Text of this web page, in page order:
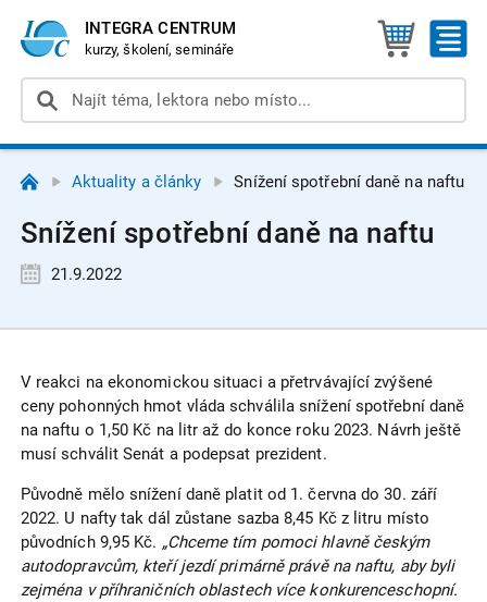
INTEGRA CENTRUM
kurzy, školení, semináře
Aktuality a články Snížení spotřební daně na naftu
Snížení spotřební daně na naftu
21.9.2022
V reakci na ekonomickou situaci a přetrvávající zvýšené
ceny pohonných hmot vláda schválila snížení spotřební daně
na naftu o 1,50 Kč na litr až do konce roku 2023. Návrh ještě
musí schválit Senát a podepsat prezident.
Původně mělo snížení daně platit od 1. června do 30. září
2022. U nafty tak dál zůstane sazba 8,45 Kč z litru místo
původních 9,95 Kč. „Chceme tím pomoci hlavně českým
autodopravcům, kteří jezdí primárně právě na naftu, aby byli
zejména v příhraničních oblastech více konkurenceschopní.